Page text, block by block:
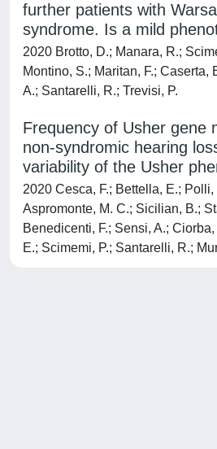
further patients with
syndrome. Is a mild
2020 Brotto, D.; Manara, R.;
Montino, S.; Maritan, F.; Caserta,
A.; Santarelli, R.; Trevisi, P.
Frequency of Usher gene
non-syndromic hearing
variability of the Usher
2020 Cesca, F.; Bettella, E.;
Aspromonte, M. C.; Sicilian, B.;
Benedicenti, F.; Sensi, A.;
E.; Scimemi, P.; Santarelli, R.;